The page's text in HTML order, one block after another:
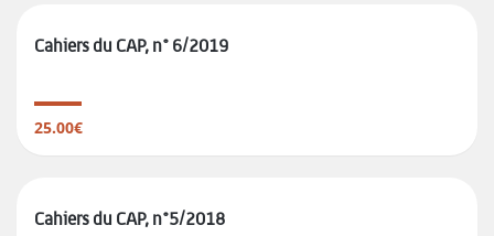
Cahiers du CAP, n° 6/2019
25.00€
Cahiers du CAP, n°5/2018